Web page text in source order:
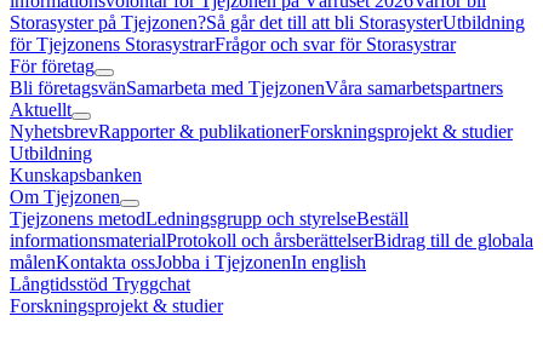
Storasyster på Tjejzonen?Så går det till att bli StorasysterUtbildning
för Tjejzonens StorasystrarFrågor och svar för Storasystrar
För företag
Bli företagsvänSamarbeta med TjejzonenVåra samarbetspartners
Aktuellt
NyhetsbrevRapporter & publikationerForskningsprojekt & studier
Utbildning
Kunskapsbanken
Om Tjejzonen
Tjejzonens metodLedningsgrupp och styrelseBeställ
informationsmaterialProtokoll och årsberättelserBidrag till de globala
målenKontakta ossJobba i TjejzonenIn english
Långtidsstöd Tryggchat
Forskningsprojekt & studier